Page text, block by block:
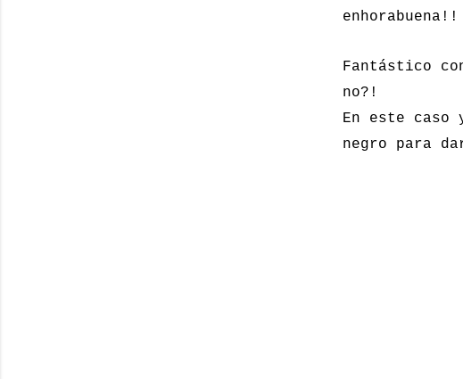
enhorabuena!!
Fantástico
no?!
En este caso
negro para